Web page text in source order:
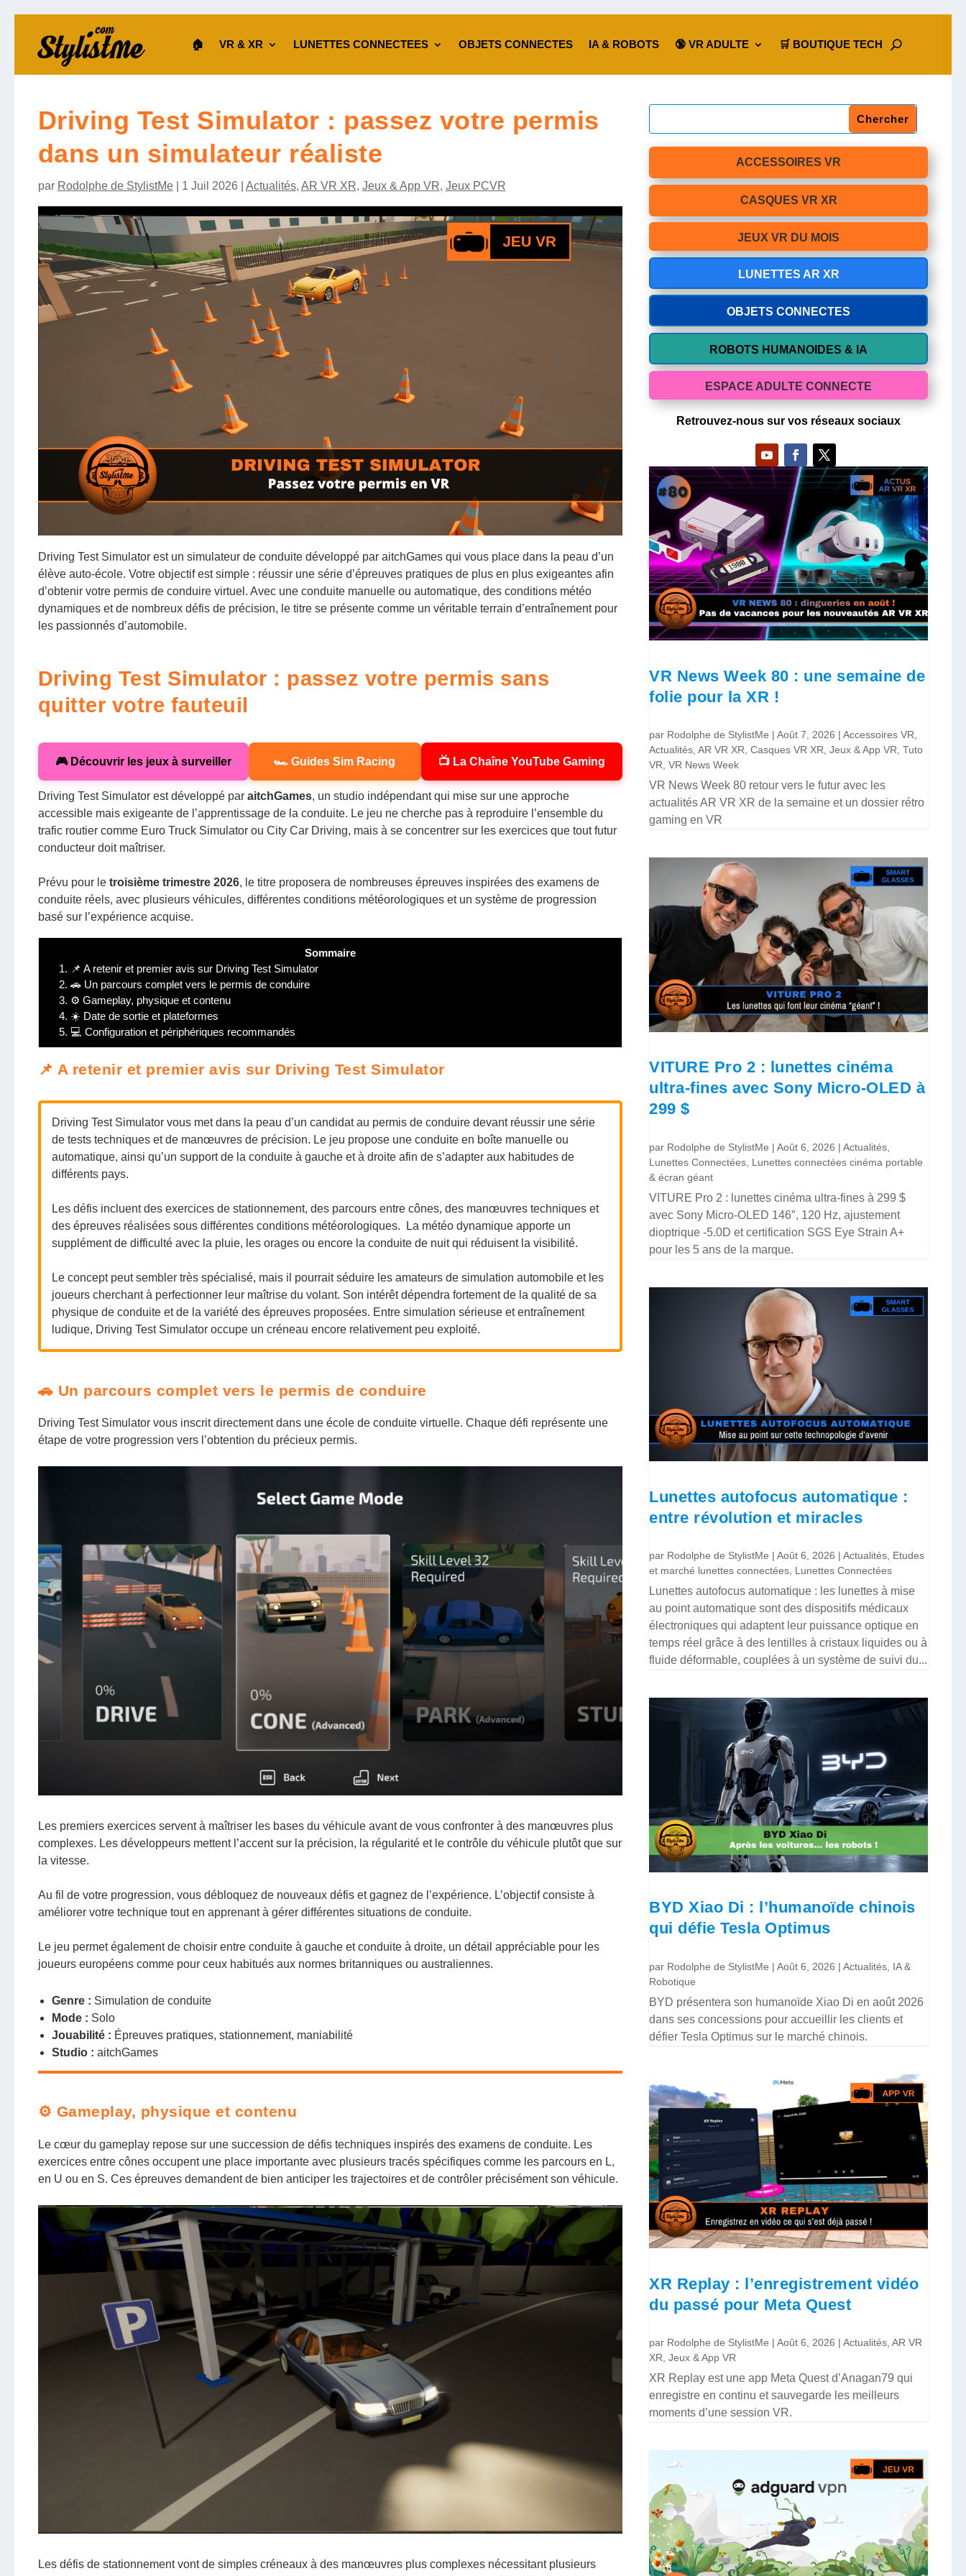
🏠︎ VR & XR LUNETTES CONNECTEES OBJETS CONNECTES IA & ROBOTS 🔞 VR ADULTE 🛒 BOUTIQUE TECH
Driving Test Simulator : passez votre permis
dans un simulateur réaliste
par Rodolphe de StylistMe| 1 Juil 2026 Actualités, AR VR XR, Jeux & App VR, Jeux PCVR
Driving Test Simulator est un simulateur de conduite développé par aitchGames qui vous place dans la peau d’un
élève auto-école. Votre objectif est simple : réussir une série d’épreuves pratiques de plus en plus exigeantes afin
d’obtenir votre permis de conduire virtuel. Avec une conduite manuelle ou automatique, des conditions météo
dynamiques et de nombreux défis de précision, le titre se présente comme un véritable terrain d’entraînement pour
les passionnés d’automobile.
Driving Test Simulator : passez votre permis sans
quitter votre fauteuil
🎮 Découvrir les jeux à surveiller 🏎️ Guides Sim Racing 📺 La Chaîne YouTube Gaming
Driving Test Simulator est développé par aitchGames, un studio indépendant qui mise sur une approche
accessible mais exigeante de l’apprentissage de la conduite. Le jeu ne cherche pas à reproduire l’ensemble du
trafic routier comme Euro Truck Simulator ou City Car Driving, mais à se concentrer sur les exercices que tout futur
conducteur doit maîtriser.
Prévu pour le troisième trimestre 2026, le titre proposera de nombreuses épreuves inspirées des examens de
conduite réels, avec plusieurs véhicules, différentes conditions météorologiques et un système de progression
basé sur l’expérience acquise.
Sommaire
1. 📌 A retenir et premier avis sur Driving Test Simulator
2. 🚗 Un parcours complet vers le permis de conduire
3. ⚙️ Gameplay, physique et contenu
4. ☀️ Date de sortie et plateformes
5. 💻 Configuration et périphériques recommandés
📌 A retenir et premier avis sur Driving Test Simulator
Driving Test Simulator vous met dans la peau d’un candidat au permis de conduire devant réussir une série
de tests techniques et de manœuvres de précision. Le jeu propose une conduite en boîte manuelle ou
automatique, ainsi qu’un support de la conduite à gauche et à droite afin de s’adapter aux habitudes de
différents pays.
Les défis incluent des exercices de stationnement, des parcours entre cônes, des manœuvres techniques et
des épreuves réalisées sous différentes conditions météorologiques. La météo dynamique apporte un
supplément de difficulté avec la pluie, les orages ou encore la conduite de nuit qui réduisent la visibilité.
Le concept peut sembler très spécialisé, mais il pourrait séduire les amateurs de simulation automobile et les
joueurs cherchant à perfectionner leur maîtrise du volant. Son intérêt dépendra fortement de la qualité de sa
physique de conduite et de la variété des épreuves proposées. Entre simulation sérieuse et entraînement
ludique, Driving Test Simulator occupe un créneau encore relativement peu exploité.
🚗 Un parcours complet vers le permis de conduire
Driving Test Simulator vous inscrit directement dans une école de conduite virtuelle. Chaque défi représente une
étape de votre progression vers l’obtention du précieux permis.
Les premiers exercices servent à maîtriser les bases du véhicule avant de vous confronter à des manœuvres plus
complexes. Les développeurs mettent l’accent sur la précision, la régularité et le contrôle du véhicule plutôt que sur
la vitesse.
Au fil de votre progression, vous débloquez de nouveaux défis et gagnez de l’expérience. L’objectif consiste à
améliorer votre technique tout en apprenant à gérer différentes situations de conduite.
Le jeu permet également de choisir entre conduite à gauche et conduite à droite, un détail appréciable pour les
joueurs européens comme pour ceux habitués aux normes britanniques ou australiennes.
Genre : Simulation de conduite
Mode : Solo
Jouabilité : Épreuves pratiques, stationnement, maniabilité
Studio : aitchGames
⚙️ Gameplay, physique et contenu
Le cœur du gameplay repose sur une succession de défis techniques inspirés des examens de conduite. Les
exercices entre cônes occupent une place importante avec plusieurs tracés spécifiques comme les parcours en L,
en U ou en S. Ces épreuves demandent de bien anticiper les trajectoires et de contrôler précisément son véhicule.
Les défis de stationnement vont de simples créneaux à des manœuvres plus complexes nécessitant plusieurs
ACCESSOIRES VR
CASQUES VR XR
JEUX VR DU MOIS
LUNETTES AR XR
OBJETS CONNECTES
ROBOTS HUMANOIDES & IA
ESPACE ADULTE CONNECTE
Retrouvez-nous sur vos réseaux sociaux
VR News Week 80 : une semaine de
folie pour la XR !
par Rodolphe de StylistMe |Août 7, 2026 |Accessoires VR
Actualités ,AR VR XR ,Casques VR XR ,Jeux & App VR ,Tuto
VR ,VR News Week
VR News Week 80 retour vers le futur avec les
actualités AR VR XR de la semaine et un dossier rétro
gaming en VR
VITURE Pro 2 : lunettes cinéma
ultra-fines avec Sony Micro-OLED à
299 $
par Rodolphe de StylistMe |Août 6, 2026 |Actualités
Lunettes Connectées Lunettes connectées cinéma portable
& écran géant
VITURE Pro 2 : lunettes cinéma ultra-fines à 299 $
avec Sony Micro-OLED 146″, 120 Hz, ajustement
dioptrique -5.0D et certification SGS Eye Strain A+
pour les 5 ans de la marque.
Lunettes autofocus automatique :
entre révolution et miracles
par Rodolphe de StylistMe |Août 6, 2026 |Actualités Etudes
et marché lunettes connectées Lunettes Connectées
Lunettes autofocus automatique : les lunettes à mise
au point automatique sont des dispositifs médicaux
électroniques qui adaptent leur puissance optique en
temps réel grâce à des lentilles à cristaux liquides ou à
fluide déformable, couplées à un système de suivi du...
BYD Xiao Di : l’humanoïde chinois
qui défie Tesla Optimus
par Rodolphe de StylistMe |Août 6, 2026 |Actualités IA &
Robotique
BYD présentera son humanoïde Xiao Di en août 2026
dans ses concessions pour accueillir les clients et
défier Tesla Optimus sur le marché chinois.
XR Replay : l’enregistrement vidéo
du passé pour Meta Quest
par Rodolphe de StylistMe |Août 6, 2026 |Actualités ,AR VR
XR ,Jeux & App VR
XR Replay est une app Meta Quest d’Anagan79 qui
enregistre en continu et sauvegarde les meilleurs
moments d’une session VR.